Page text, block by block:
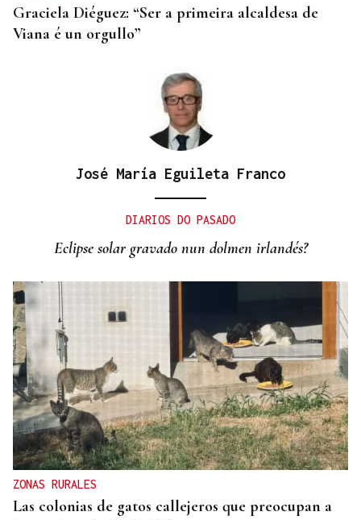
Graciela Diéguez: “Ser a primeira alcaldesa de
Viana é un orgullo”
José María Eguileta Franco
DIARIOS DO PASADO
Eclipse solar gravado nun dolmen irlandés?
ZONAS RURALES
Las colonias de gatos callejeros que preocupan a